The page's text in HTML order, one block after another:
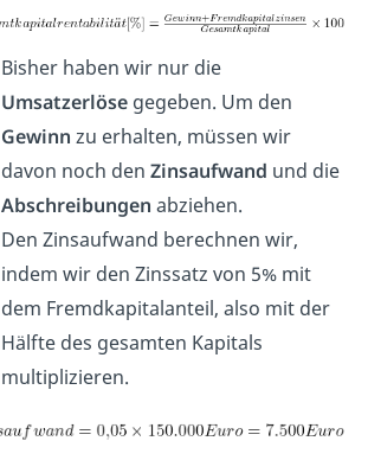
Bisher haben wir nur die
Umsatzerlösegegeben. Um den
Gewinn zu erhalten, müssen wir
davon noch den Zinsaufwand und die
Abschreibungen abziehen.
Den Zinsaufwand berechnen wir,
indem wir den Zinssatz von 5% mit
dem Fremdkapitalanteil, also mit der
Hälfte des gesamten Kapitals
multiplizieren.